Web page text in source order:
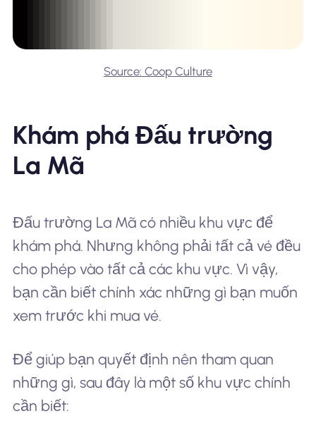
Source: Coop Culture
Khám phá Đấu trường
La Mã
Đấu trường La Mã có nhiều khu vực để
khám phá. Nhưng không phải tất cả vé đều
cho phép vào tất cả các khu vực. Vì vậy,
bạn cần biết chính xác những gì bạn muốn
xem trước khi mua vé.
Để giúp bạn quyết định nên tham quan
những gì, sau đây là một số khu vực chính
cần biết: